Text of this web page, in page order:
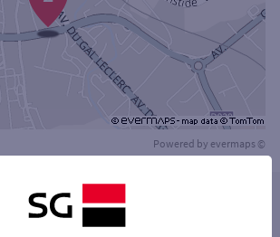
Powered by evermaps ©
automates dans les villes à